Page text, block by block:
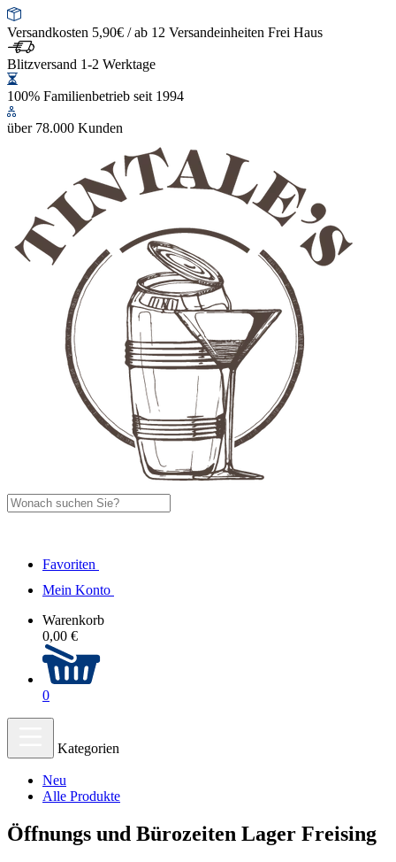
Versandkosten 5,90€ / ab 12 Versandeinheiten Frei Haus
Blitzversand 1-2 Werktage
100% Familienbetrieb seit 1994
über 78.000 Kunden
Favoriten
Mein Konto
Warenkorb
0,00 €
0
Kategorien
Neu
Alle Produkte
Öffnungs und Bürozeiten Lager Freising